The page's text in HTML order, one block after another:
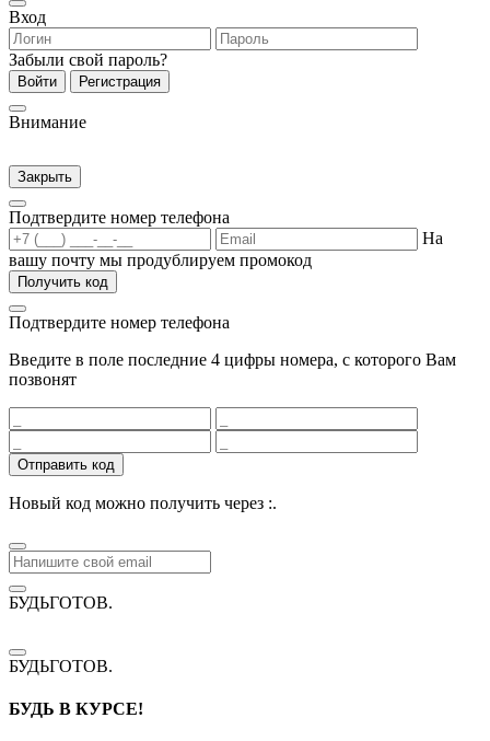
Вход
Забыли свой пароль?
Войти Регистрация
Внимание
Закрыть
Подтвердите номер телефона
На
вашу почту мы продублируем промокод
Получить код
Подтвердите номер телефона
Введите в поле последние 4 цифры номера, с которого Вам
позвонят
Отправить код
Новый код можно получить через :.
БУДЬГОТОВ.
БУДЬГОТОВ.
БУДЬ В КУРСЕ!